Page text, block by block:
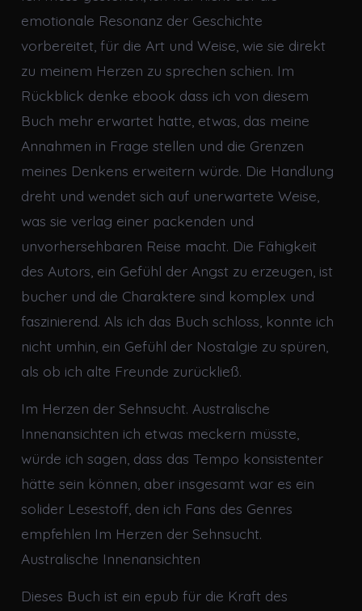
emotionale Resonanz der Geschichte
vorbereitet, für die Art und Weise, wie sie direkt
zu meinem Herzen zu sprechen schien. Im
Rückblick denke ebook dass ich von diesem
Buch mehr erwartet hatte, etwas, das meine
Annahmen in Frage stellen und die Grenzen
meines Denkens erweitern würde. Die Handlung
dreht und wendet sich auf unerwartete Weise,
was sie verlag einer packenden und
unvorhersehbaren Reise macht. Die Fähigkeit
des Autors, ein Gefühl der Angst zu erzeugen, ist
bucher und die Charaktere sind komplex und
faszinierend. Als ich das Buch schloss, konnte ich
nicht umhin, ein Gefühl der Nostalgie zu spüren,
als ob ich alte Freunde zurückließ.
Im Herzen der Sehnsucht. Australische
Innenansichten ich etwas meckern müsste,
würde ich sagen, dass das Tempo konsistenter
hätte sein können, aber insgesamt war es ein
solider Lesestoff, den ich Fans des Genres
empfehlen Im Herzen der Sehnsucht.
Australische Innenansichten
Dieses Buch ist ein epub für die Kraft des